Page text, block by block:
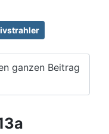
ganzen Beitrag